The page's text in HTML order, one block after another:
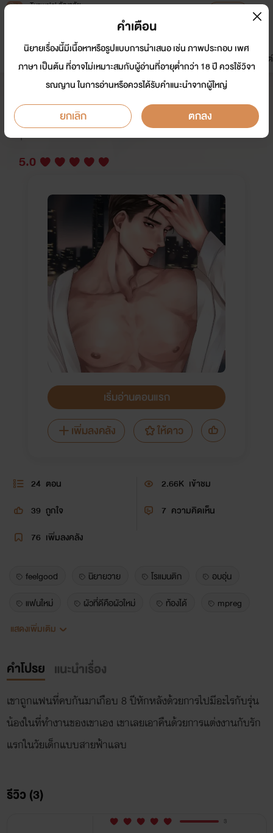
Tunwalai ธัญวลัย
หน้าแรก นิยาย อีบุ๊ก การ์ตูน
มาใหม่
ดรีมแชท ธัญลิสต์
(มีอีบุ๊ก)แฟนเก่าไม่รับคืน(Mpreg)
นักเขียน: Love T.Time นักวาด: Witch.V
Y
5.0
เริ่มอ่านตอนแรก
เพิ่มลงคลัง
ให้ดาว
24 ตอน 2.66K เข้าชม
39 ถูกใจ 7 ความคิดเห็น
76 เพิ่มลงคลัง
feelgood นิยายวาย โรแมนติก
อบอุ่น
แฟนใหม่
ผัวที่ดีคือผัวใหม่ ท้องได้
mpreg
รุ่นพี่
แสดงเพิ่มเติม
คำโปรย แนะนำเรื่อง
เขาถูกแฟนที่คบกันมาเกือบ 8 ปีหักหลังด้วยการไปมีอะไรกับรุ่น
น้องในที่ทำงานของเขาเอง เขาเลยเอาคืนด้วยการแต่งงานกับรัก
แรกในวัยเด็กแบบสายฟ้าแลบ
รีวิว (3)
3
คำเตือน
นิยายเรื่องนี้มีเนื้อหาหรือรูปแบบการนำเสนอ เช่น ภาพประกอบ เพศ
ภาษา เป็นต้น ที่อาจไม่เหมาะสมกับผู้อ่านที่อายุต่ำกว่า 18 ปี ควรใช้วิจา
รณญาน ในการอ่านหรือควรได้รับคำแนะนำจากผู้ใหญ่
ยกเลิก ตกลง